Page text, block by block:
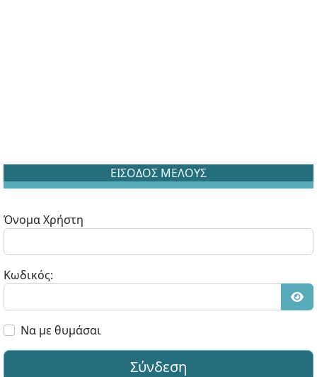
ΕΙΣΟΔΟΣ ΜΕΛΟΥΣ
Όνομα Χρήστη
Κωδικός:
Να με θυμάσαι
Σύνδεση